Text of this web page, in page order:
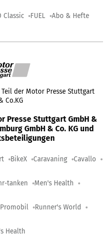
Classic FUEL Abo & Hefte
Teil der Motor Presse Stuttgart
Co.KG
Presse Stuttgart GmbH &
GmbH & Co. KG und
BikeX Caravaning Cavallo
tanken Men's Health
Promobil Runner's World
Health